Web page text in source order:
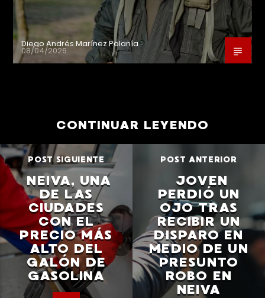
Diego Andrés Marínez Polanía
08/04/2026
CONTINUAR LEYENDO
POST SIGUIENTE
NEIVA, UNA
DE LAS
CIUDADES
CON EL
PRECIO MÁS
ALTO DEL
GALÓN DE
GASOLINA
POST ANTERIOR
JOVEN
PERDIÓ UN
OJO TRAS
RECIBIR UN
DISPARO EN
MEDIO DE UN
PRESUNTO
ROBO EN
NEIVA